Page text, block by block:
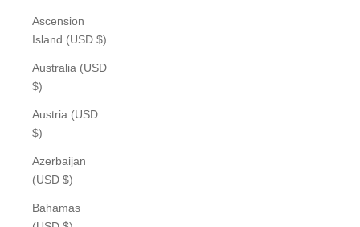
Ascension
Island (USD $)
Australia (USD
$)
Austria (USD
$)
Azerbaijan
(USD $)
Bahamas